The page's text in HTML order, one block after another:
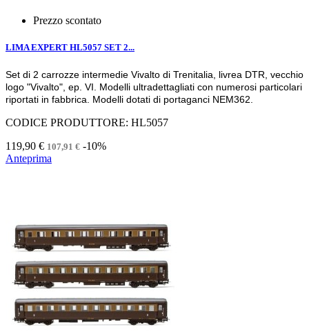
Prezzo scontato
LIMA EXPERT HL5057 SET 2...
Set di 2 carrozze intermedie Vivalto di Trenitalia, livrea DTR, vecchio
logo "Vivalto", ep. VI. Modelli ultradettagliati con numerosi particolari
riportati in fabbrica. Modelli dotati di portaganci NEM362.
CODICE PRODUTTORE: HL5057
119,90 € 107,91 € -10%
Anteprima